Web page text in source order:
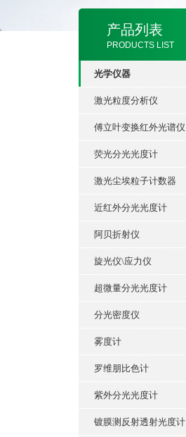
产品列表
PRODUCTS LIST
光学仪器
激光粒度分析仪
傅立叶变换红外光谱仪
荧光分光光度计
激光尘埃粒子计数器
近红外分光光度计
阿贝折射仪
旋光仪\应力仪
超微量分光光度计
分光密度仪
雾度计
罗维朋比色计
紫外分光光度计
镀膜测反射透射光度计